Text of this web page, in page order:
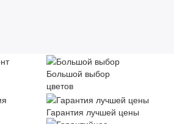
Большой выбор
цветов
Гарантия лучшей цены